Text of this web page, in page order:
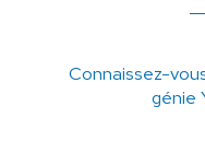
Connaissez-
génie